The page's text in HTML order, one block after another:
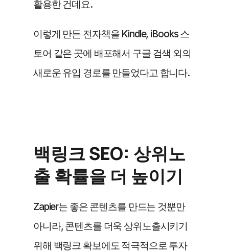
활용한 건데요.
이렇게 만든 전자책을 Kindle, iBooks 스
토어 같은 곳에 배포해서 구글 검색 외의
새로운 유입 경로를 만들었다고 합니다.
백링크 SEO: 상위노
출 확률을 더 높이기
Zapier는 좋은 콘텐츠를 만드는 것뿐만
아니라, 콘텐츠를 더욱 상위노출시키기
위해 백링크 확보에도 적극적으로 투자